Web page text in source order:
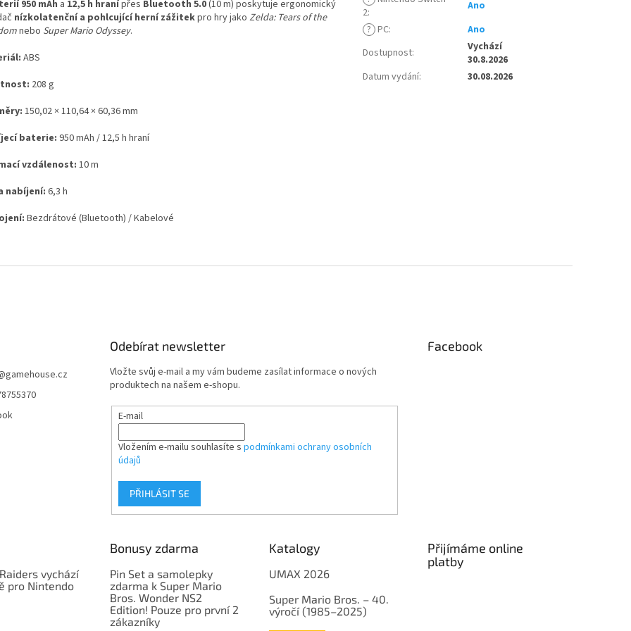
950 mAh a 12,5 h hranípřes Bluetooth 5.0(10 m) poskytuje ergonomický
nízkolatenční a pohlcující herní zážitekpro hry jako Zelda: Tears of the
nebo Super Mario Odyssey.
ABS
208 g
150,02 × 110,64 × 60,36 mm
baterie:950 mAh / 12,5 h hraní
vzdálenost: 10 m
nabíjení:6,3 h
Bezdrátové (Bluetooth) / Kabelové
2:
Ano
? PC:
Ano
Dostupnost:
Vychází
30.8.2026
Datum vydání: 30.08.2026
gamehouse.cz
Odebírat newsletter
Vložte svůj e-mail a my vám budeme zasílat informace o nových
produktech na našem e-shopu.
E-mail
Vložením e-mailu souhlasíte s podmínkami ochrany osobních
údajů
PŘIHLÁSIT SE
Facebook
vychází
pro Nintendo
Bonusy zdarma
Pin Set a samolepky
zdarma k Super Mario
Bros. Wonder NS2
Edition! Pouze pro první 2
zákazníky
Katalogy
UMAX 2026
Super Mario Bros. – 40.
výročí (1985–2025)
Přijímáme online
platby